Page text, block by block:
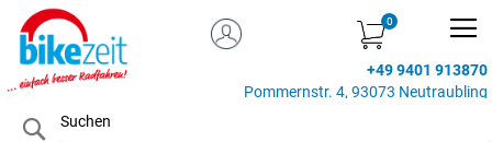
MEIN KONTO
+49 9401 913870
Pommernstr. 4, 93073 Neutraubling
Search